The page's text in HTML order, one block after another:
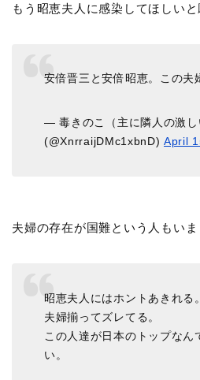
もう昭恵夫人に感染してほしいと
安倍晋三と安倍昭恵。この夫
— 毒きのこ（主に隣人の激し
(@XnrraijDMc1xbnD)April
夫婦の存在が国難という人もいま
昭恵夫人にはホントあきれる。
夫婦揃ってズレてる。
この人達が日本のトップなん
い。